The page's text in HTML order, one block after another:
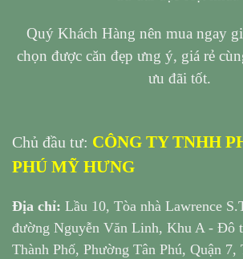
Quý Khách Hàng nên mua ngay
chọn được căn đẹp ưng ý, giá rẻ
ưu đãi tốt.
Chủ đầu tư: CÔNG TY TNHH
PHÚ MỸ HƯNG
Địa chỉ: Lầu 10, Tòa nhà Lawrence
đường Nguyễn Văn Linh, Khu A - Đô
Thành Phố, Phường Tân Phú, Quận 7,